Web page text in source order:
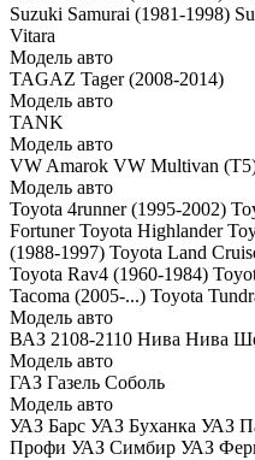
Suzuki Samurai (1981-1998)
Vitara
Модель авто
TAGAZ Tager (2008-2014)
Модель авто
TANK
Модель авто
VW Amarok VW Multivan
Модель авто
Toyota 4runner (1995-2002)
Fortuner Toyota Highlander
(1988-1997) Toyota Land
Toyota Rav4 (1960-1984)
Tacoma (2005-...) Toyota
Модель авто
ВАЗ 2108-2110 Нива Нива
Модель авто
ГАЗ Газель Соболь
Модель авто
УАЗ Барс УАЗ Буханка УАЗ
Профи УАЗ Симбир УАЗ